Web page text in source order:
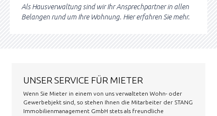
Als Hausverwaltung sind wir Ihr Ansprechpartner in allen
Belangen rund um Ihre Wohnung. Hier erfahren Sie mehr.
UNSER SERVICE FÜR MIETER
Wenn Sie Mieter in einem von uns verwalteten Wohn- oder
Gewerbebjekt sind, so stehen Ihnen die Mitarbeiter der STANG
Immobilienmanagement GmbH stets als freundliche